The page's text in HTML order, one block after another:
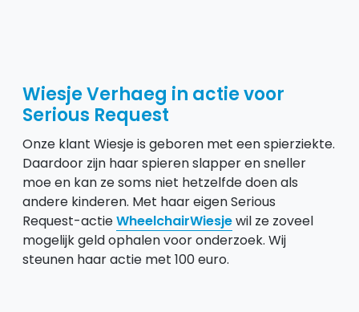
Wiesje Verhaeg in actie voor
Serious Request
Onze klant Wiesje is geboren met een spierziekte.
Daardoor zijn haar spieren slapper en sneller
moe en kan ze soms niet hetzelfde doen als
andere kinderen. Met haar eigen Serious
Request-actieWheelchairWiesjewil ze zoveel
mogelijk geld ophalen voor onderzoek. Wij
steunen haar actie met 100 euro.